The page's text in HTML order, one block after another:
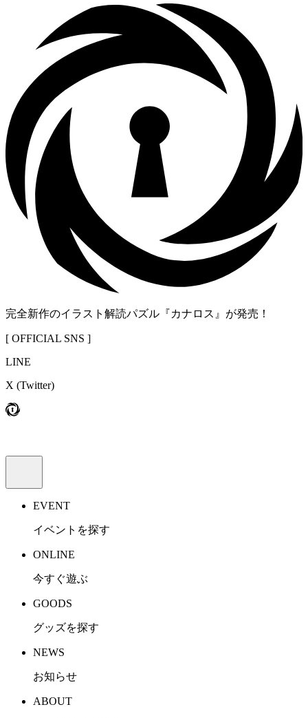
完全新作のイラスト解読パズル『カナロス』が発売！
[ OFFICIAL SNS ]
LINE
X (Twitter)
EVENT
イベントを探す
ONLINE
今すぐ遊ぶ
GOODS
グッズを探す
NEWS
お知らせ
ABOUT